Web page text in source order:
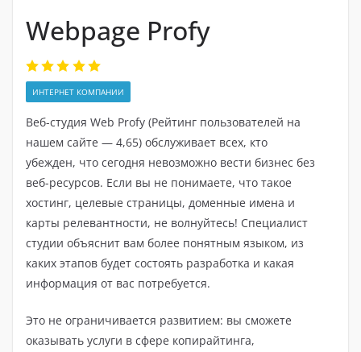
Webpage Profy
ИНТЕРНЕТ КОМПАНИИ
Веб-студия Web Profy (Рейтинг пользователей на
нашем сайте — 4,65) обслуживает всех, кто
убежден, что сегодня невозможно вести бизнес без
веб-ресурсов. Если вы не понимаете, что такое
хостинг, целевые страницы, доменные имена и
карты релевантности, не волнуйтесь! Специалист
студии объяснит вам более понятным языком, из
каких этапов будет состоять разработка и какая
информация от вас потребуется.
Это не ограничивается развитием: вы сможете
оказывать услуги в сфере копирайтинга,